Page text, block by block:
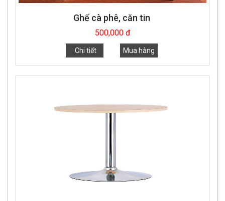
Ghế cà phê, căn tin
500,000 đ
Chi tiết Mua hàng